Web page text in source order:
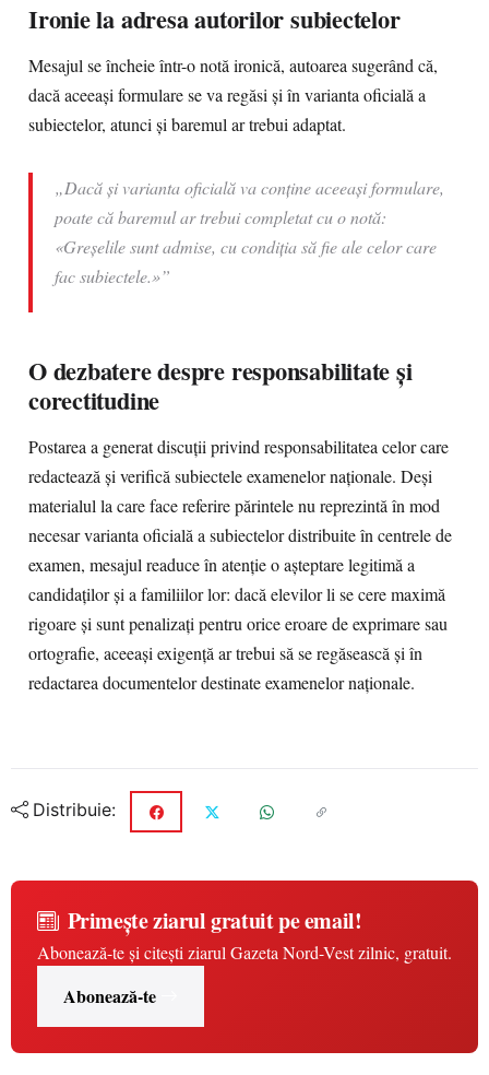
Ironie la adresa autorilor subiectelor
Mesajul se încheie într-o notă ironică, autoarea sugerând că,
dacă aceeași formulare se va regăsi și în varianta oficială a
subiectelor, atunci și baremul ar trebui adaptat.
„Dacă și varianta oficială va conține aceeași formulare,
poate că baremul ar trebui completat cu o notă:
«Greșelile sunt admise, cu condiția să fie ale celor care
fac subiectele.»”
O dezbatere despre responsabilitate și
corectitudine
Postarea a generat discuții privind responsabilitatea celor care
redactează și verifică subiectele examenelor naționale. Deși
materialul la care face referire părintele nu reprezintă în mod
necesar varianta oficială a subiectelor distribuite în centrele de
examen, mesajul readuce în atenție o așteptare legitimă a
candidaților și a familiilor lor: dacă elevilor li se cere maximă
rigoare și sunt penalizați pentru orice eroare de exprimare sau
ortografie, aceeași exigență ar trebui să se regăsească și în
redactarea documentelor destinate examenelor naționale.
Distribuie:
Primește ziarul gratuit pe email!
Abonează-te și citești ziarul Gazeta Nord-Vest zilnic, gratuit.
Abonează-te